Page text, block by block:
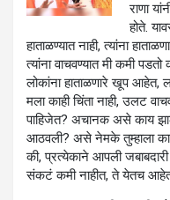
राणा
होते.
हाताळण्यात नाही, त्यांना
त्यांना वाचवण्यात मी कमी
लोकांना हाताळणारे खूप आहेत,
मला काही चिंता नाही, उलट
पाहिजेत? अचानक असे काय
आठवली? असे नेमके तुम्हाला
की, प्रत्येकाने आपली
संकटं कमी नाहीत, ते येतच